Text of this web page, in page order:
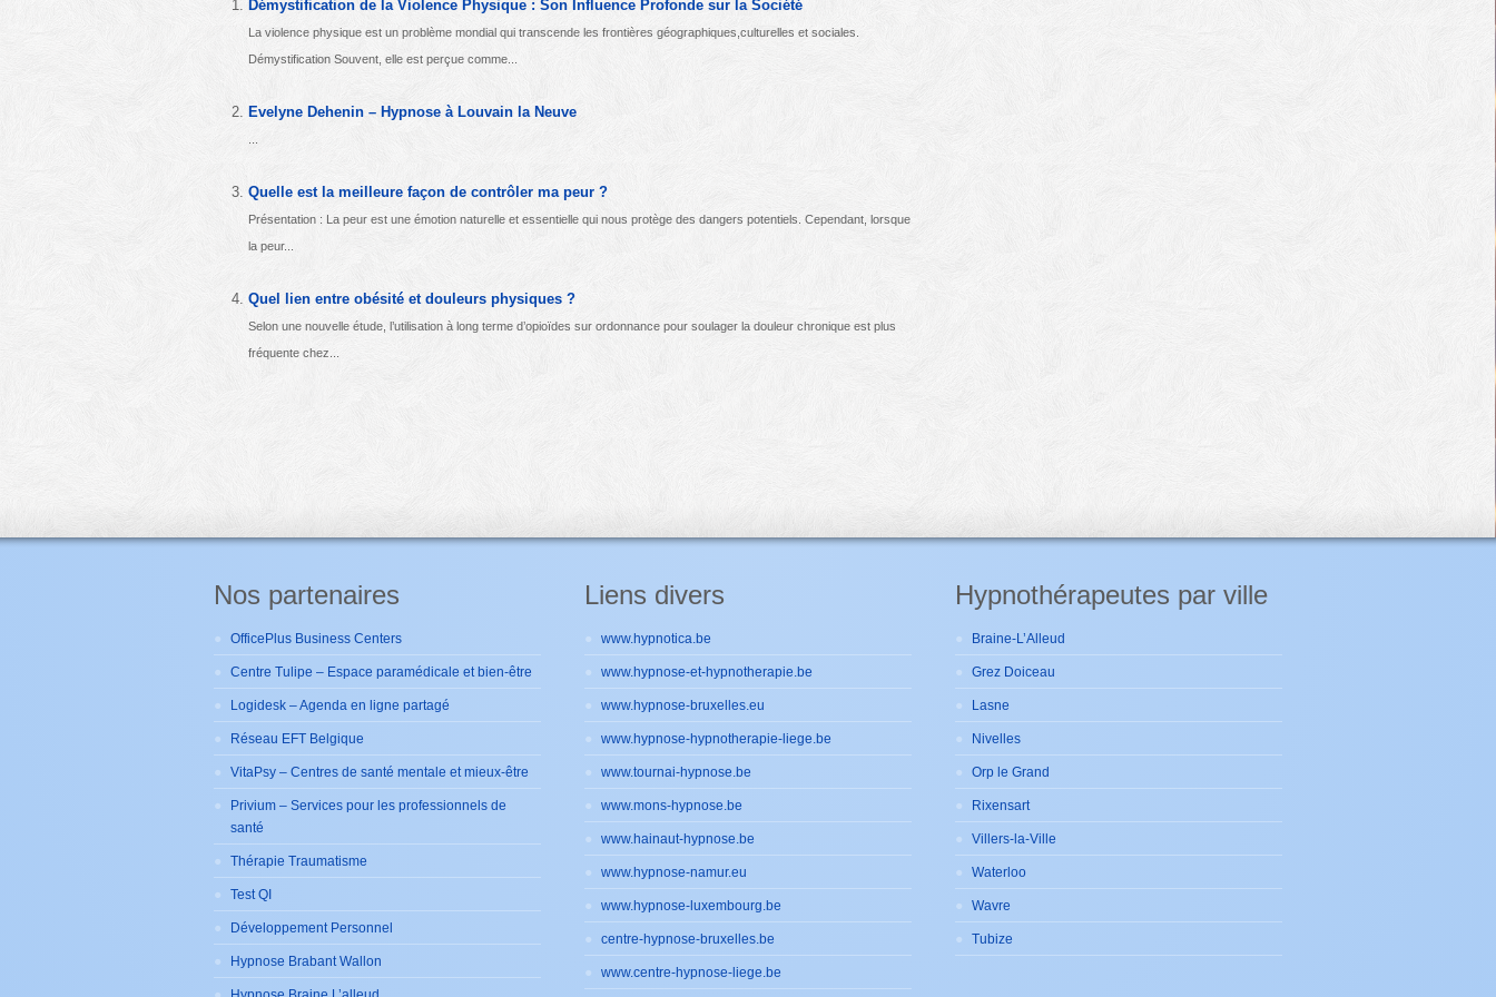
Démystification de la Violence Physique : Son Influence Profonde sur la Société
La violence physique est un problème mondial qui transcende les frontières géographiques,culturelles et sociales.
Démystification Souvent, elle est perçue comme...
Evelyne Dehenin – Hypnose à Louvain la Neuve
Quelle est la meilleure façon de contrôler ma peur ?
Présentation : La peur est une émotion naturelle et essentielle qui nous protège des dangers potentiels. Cependant, lorsque
la peur...
Quel lien entre obésité et douleurs physiques ?
Selon une nouvelle étude, l’utilisation à long terme d’opioïdes sur ordonnance pour soulager la douleur chronique est plus
fréquente chez...
Nos partenaires
OfficePlus Business Centers
Centre Tulipe – Espace paramédicale et bien-être
Logidesk – Agenda en ligne partagé
Réseau EFT Belgique
VitaPsy – Centres de santé mentale et mieux-être
Privium – Services pour les professionnels de
santé
Thérapie Traumatisme
Test QI
Développement Personnel
Hypnose Brabant Wallon
Liens divers
www.hypnotica.be
www.hypnose-et-hypnotherapie.be
www.hypnose-bruxelles.eu
www.hypnose-hypnotherapie-liege.be
www.tournai-hypnose.be
www.mons-hypnose.be
www.hainaut-hypnose.be
www.hypnose-namur.eu
www.hypnose-luxembourg.be
centre-hypnose-bruxelles.be
www.centre-hypnose-liege.be
Hypnothérapeutes par ville
Braine-L’Alleud
Grez Doiceau
Lasne
Nivelles
Orp le Grand
Rixensart
Villers-la-Ville
Waterloo
Wavre
Tubize